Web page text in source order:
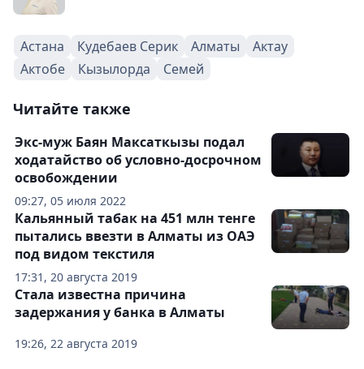
Астана Кудебаев Серик Алматы
Актау
Актобе
Кызылорда Семей
Читайте также
09:27, 05 июля 2022
Экс-муж Баян Максаткызы подал
ходатайство об условно-досрочном
освобождении
17:31, 20 августа 2019
Кальянный табак на 451 млн тенге
пытались ввезти в Алматы из ОАЭ
под видом текстиля
19:26, 22 августа 2019
Стала известна причина
задержания у банка в Алматы